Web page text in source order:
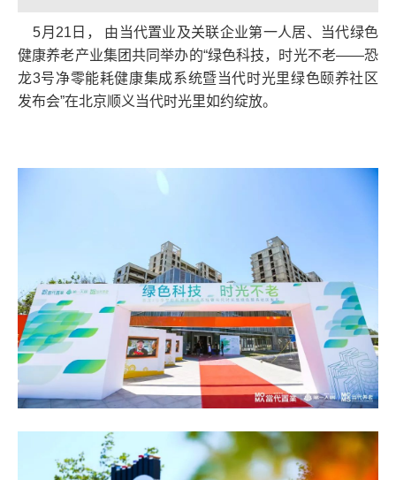
5月21日， 由当代置业及关联企业第一人居、当代绿色
健康养老产业集团共同举办的“绿色科技，时光不老——恐
龙3号净零能耗健康集成系统暨当代时光里绿色颐养社区
发布会”在北京顺义当代时光里如约绽放。